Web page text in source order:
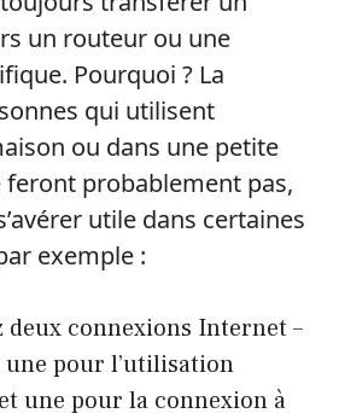
un routeur ou une
Pourquoi ? La
qui utilisent
ou dans une petite
feront probablement pas,
utile dans certaines
exemple :
deux connexions Internet –
pour l’utilisation
une pour la connexion à